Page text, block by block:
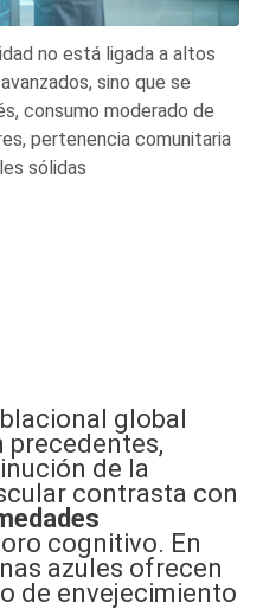
no está ligada a altos
sino que se
consumo moderado de
pertenencia comunitaria
sólidas
global
precedentes,
de la
contrasta con
cognitivo. En
azules ofrecen
de envejecimiento